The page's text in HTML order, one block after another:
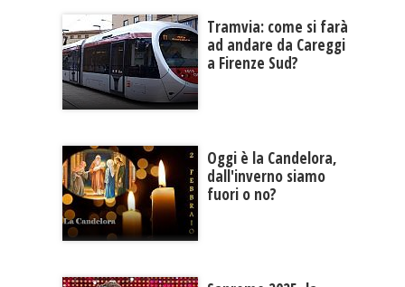
Tramvia: come si farà
ad andare da Careggi
a Firenze Sud?
Oggi è la Candelora,
dall'inverno siamo
fuori o no?